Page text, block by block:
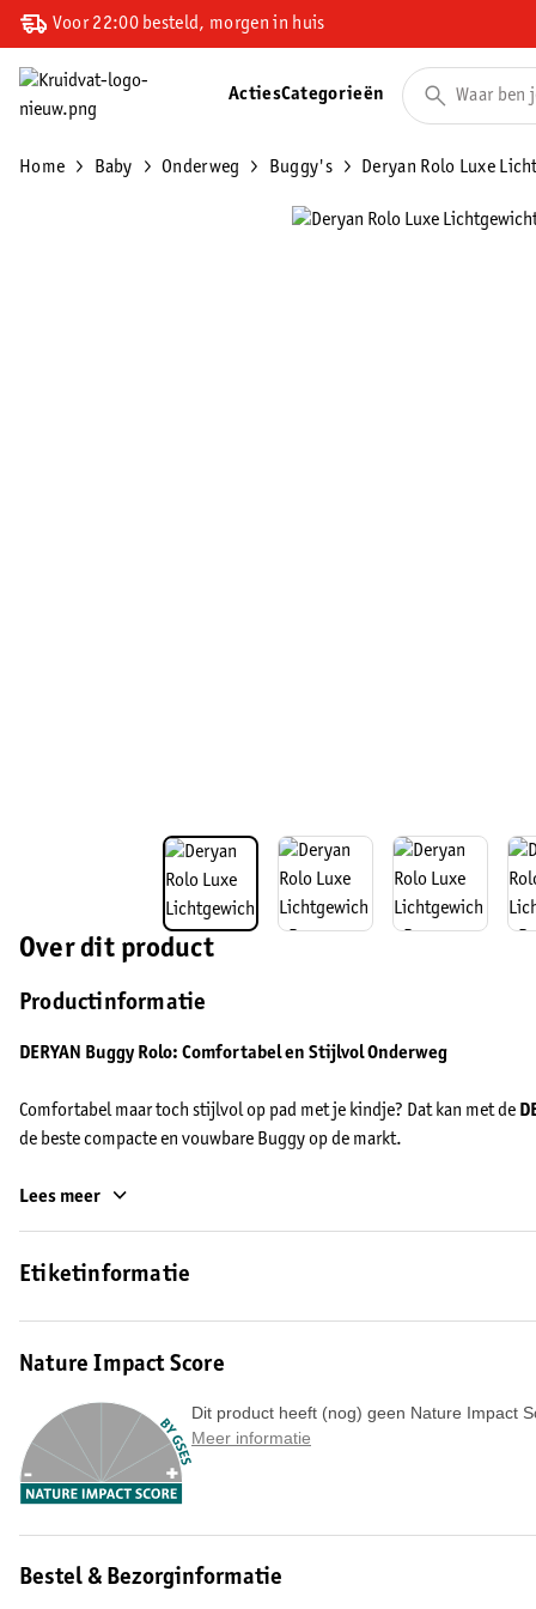
Voor 22:00 besteld, morgen in huis
ActiesCategorieën
Home Baby Onderweg Buggy's Deryan Rolo Luxe
Over dit product
Productinformatie
DERYAN Buggy Rolo: Comfortabel en Stijlvol Onderweg
Comfortabel maar toch stijlvol op pad met je kindje? Dat kan met de
de beste compacte en vouwbare Buggy op de markt.
Voordelen:
Ontworpen met grote focus op veiligheid en gebruiksvriendelijkheid.
Diverse accessoires verkrijgbaar via Deryan.
Design:
De DERYAN Rolo biedt optimaal comfort, gemak en veiligheid. De
heeft de DERYAN Rolo een gebruiksvriendelijk remsysteem dat ook
veiligheid tijdens het wandelen en reizen. De grotere wielen zorgen
Lees meer
Etiketinformatie
Nature Impact Score
Dit product heeft (nog) geen Nature Impact
Meer informatie
Bestel & Bezorginformatie